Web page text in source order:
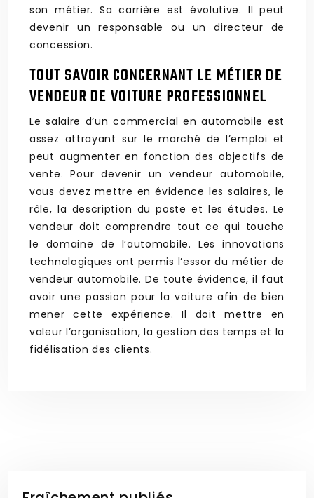
son métier. Sa carrière est évolutive. Il peut
devenir un responsable ou un directeur de
concession.
TOUT SAVOIR CONCERNANT LE MÉTIER DE
VENDEUR DE VOITURE PROFESSIONNEL
Le salaire d’un commercial en automobile est
assez attrayant sur le marché de l’emploi et
peut augmenter en fonction des objectifs de
vente. Pour devenir un vendeur automobile,
vous devez mettre en évidence les salaires, le
rôle, la description du poste et les études. Le
vendeur doit comprendre tout ce qui touche
le domaine de l’automobile. Les innovations
technologiques ont permis l’essor du métier de
vendeur automobile. De toute évidence, il faut
avoir une passion pour la voiture afin de bien
mener cette expérience. Il doit mettre en
valeur l’organisation, la gestion des temps et la
fidélisation des clients.